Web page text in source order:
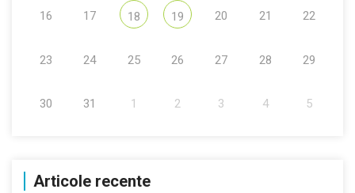
16 17 18 19 20 21 22
23 24 25 26 27 28 29
30 31 1 2 3 4 5
Articole recente